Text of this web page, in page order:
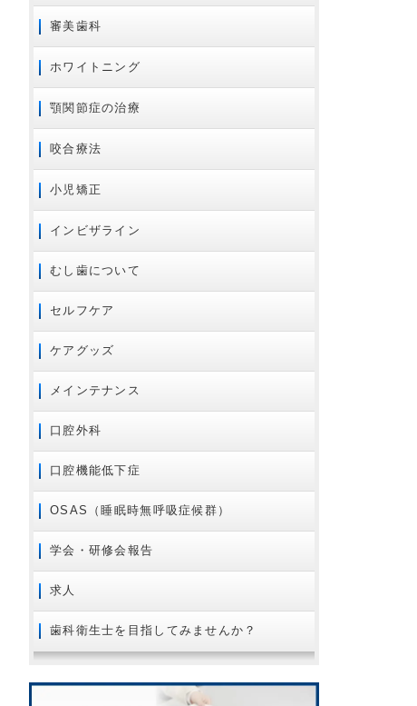
2021年12月
2020年10月
2020年07月
2020年06月
2020年04月
2020年02月
2020年01月
2019年10月
2019年09月
2019年08月
2019年07月
2019年06月
2019年05月
2019年04月
2019年03月
2018年12月
2018年11月
2018年10月
2018年09月
2018年08月
2018年07月
2018年05月
審美歯科
ホワイトニング
顎関節症の治療
咬合療法
小児矯正
インビザライン
むし歯について
セルフケア
ケアグッズ
メインテナンス
口腔外科
口腔機能低下症
OSAS（睡眠時無呼吸症候群）
学会・研修会報告
求人
歯科衛生士を目指してみませんか？